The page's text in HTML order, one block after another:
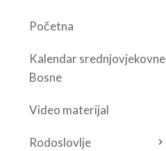
Početna
Kalendar srednjovjekovne
Bosne
Video materijal
Rodoslovlje